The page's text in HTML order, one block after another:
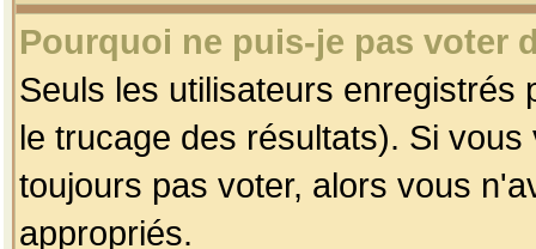
Pourquoi ne puis-je pas voter
Seuls les utilisateurs enregistrés
le trucage des résultats). Si
toujours pas voter, alors vous
appropriés.